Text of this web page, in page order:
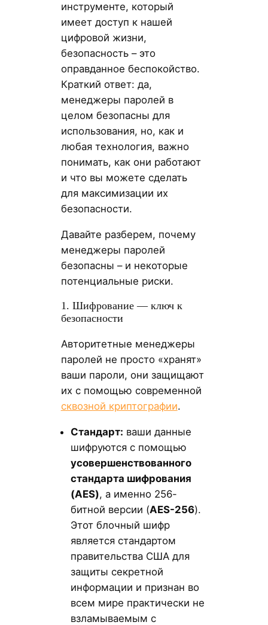
инструменте, который
имеет доступ к нашей
цифровой жизни,
безопасность – это
оправданное беспокойство.
Краткий ответ: да,
менеджеры паролей в
целом безопасны для
использования, но, как и
любая технология, важно
понимать, как они работают
и что вы можете сделать
для максимизации их
безопасности.
Давайте разберем, почему
менеджеры паролей
безопасны – и некоторые
потенциальные риски.
1. Шифрование — ключ к
безопасности
Авторитетные менеджеры
паролей не просто «хранят»
ваши пароли, они защищают
их с помощью современной
сквозной криптографии.
Стандарт: ваши данные
шифруются с помощью
усовершенствованного
стандарта шифрования
(AES), а именно 256-
битной версии (AES-256).
Этот блочный шифр
является стандартом
правительства США для
защиты секретной
информации и признан во
всем мире практически не
взламываемым с